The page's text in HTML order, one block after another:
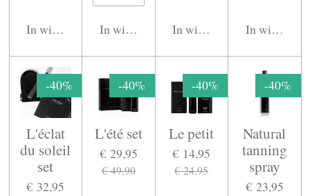
In winkelwagenIn winkelwagenIn winkelwagen
In
-40%
L'éclat
du soleil
set
€ 32,95
-40%
L'été set
€ 29,95
€ 49,90
-40%
Le petit
€ 14,95
€ 24,95
-40%
Natural
tanning
spray
€ 23,95